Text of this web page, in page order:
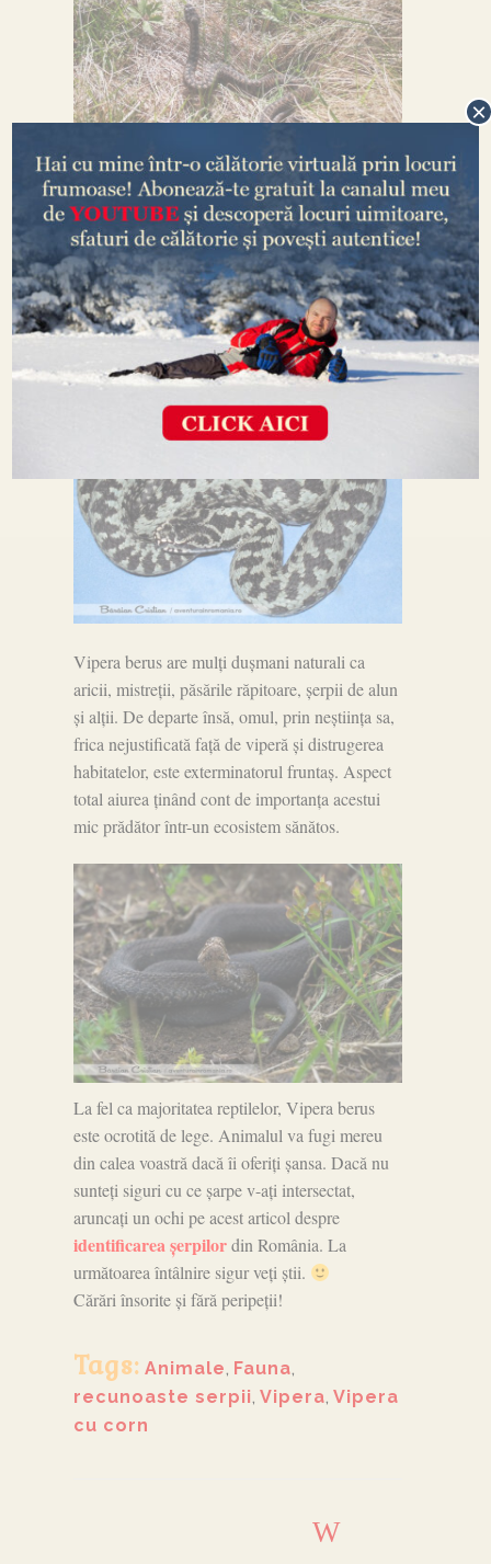
Vipera berus este adesea confundată de oameni
cu alți șerpi, ca cel de casă, de apă sau de alun.
Am auzit atâtea povești cu vipere cât brațul,
încât realizez că lumea de fapt nu știe prea
multe despre șerpi. Această reptilă nu e
niciodată mai groasă decât degetul mare!
Vipera berus are mulți dușmani naturali ca
aricii, mistreții, păsările răpitoare, șerpii de alun
și alții. De departe însă, omul, prin neștiința sa,
frica nejustificată față de viperă și distrugerea
habitatelor, este exterminatorul fruntaș. Aspect
total aiurea ținând cont de importanța acestui
mic prădător într-un ecosistem sănătos.
La fel ca majoritatea reptilelor, Vipera berus
este ocrotită de lege. Animalul va fugi mereu
din calea voastră dacă îi oferiți șansa. Dacă nu
sunteți siguri cu ce șarpe v-ați intersectat,
aruncați un ochi pe acest articol despre
identificarea șerpilordin România. La
următoarea întâlnire sigur veți știi.
Cărări însorite și fără peripeții!
Tags: Animale, Fauna,
recunoaste serpii, Vipera, Vipera
cu corn
×